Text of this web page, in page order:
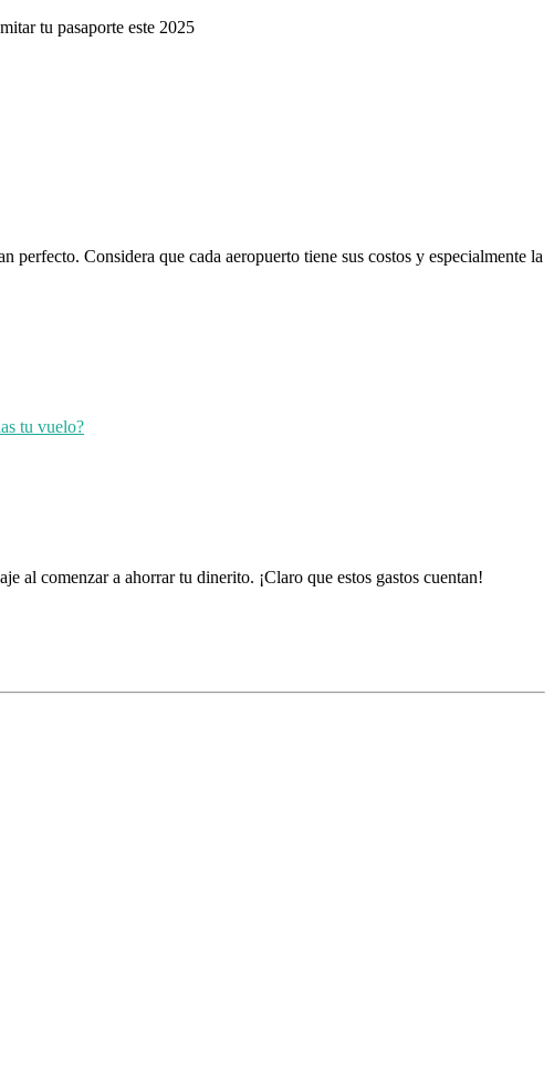
tu pasaporte este 2025
Considera que cada aeropuerto tiene sus costos y especialmente la
tu vuelo?
al comenzar a ahorrar tu dinerito. ¡Claro que estos gastos cuentan!